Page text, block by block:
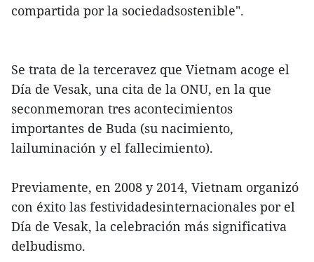
compartida por la sociedadsostenible".
Se trata de la terceravez que Vietnam acoge el
Día de Vesak, una cita de la ONU, en la que
seconmemoran tres acontecimientos
importantes de Buda (su nacimiento,
lailuminación y el fallecimiento).
Previamente, en 2008 y 2014, Vietnam organizó
con éxito las festividadesinternacionales por el
Día de Vesak, la celebración más significativa
delbudismo.